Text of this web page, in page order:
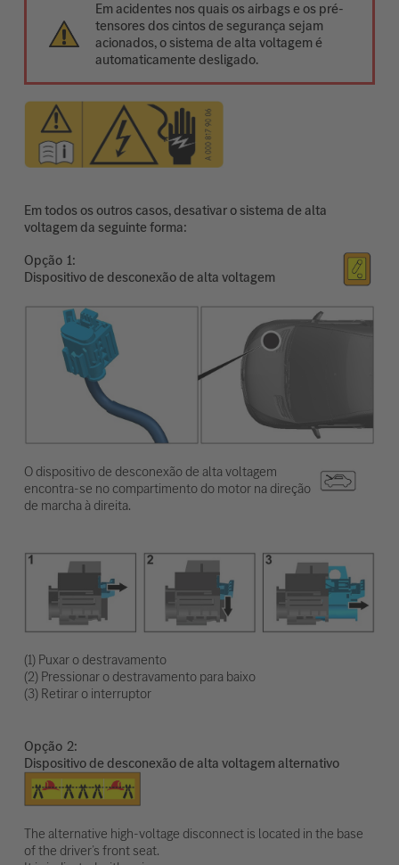
Em acidentes nos quais os airbags e os pré-
tensores dos cintos de segurança sejam
acionados, o sistema de alta voltagem é
automaticamente desligado.
Em todos os outros casos, desativar o sistema de alta
voltagem da seguinte forma:
Opção
Dispositivo de desconexão de alta voltagem
O dispositivo de desconexão de alta voltagem
encontra-se no compartimento do motor na direção
de marcha à direita.
(1) Puxar o destravamento
(2) Pressionar o destravamento para baixo
(3) Retirar o interruptor
Opção
Dispositivo de desconexão de alta voltagem alternativo
The alternative high-voltage disconnect is located in the base
of the driver’s front seat.